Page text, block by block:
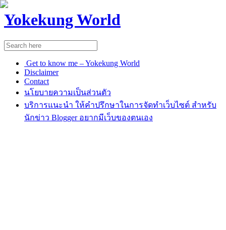
Yokekung World
Get to know me – Yokekung World
Disclaimer
Contact
นโยบายความเป็นส่วนตัว
บริการแนะนำ ให้คำปรึกษาในการจัดทำเว็บไซต์ สำหรับ
นักข่าว Blogger อยากมีเว็บของตนเอง